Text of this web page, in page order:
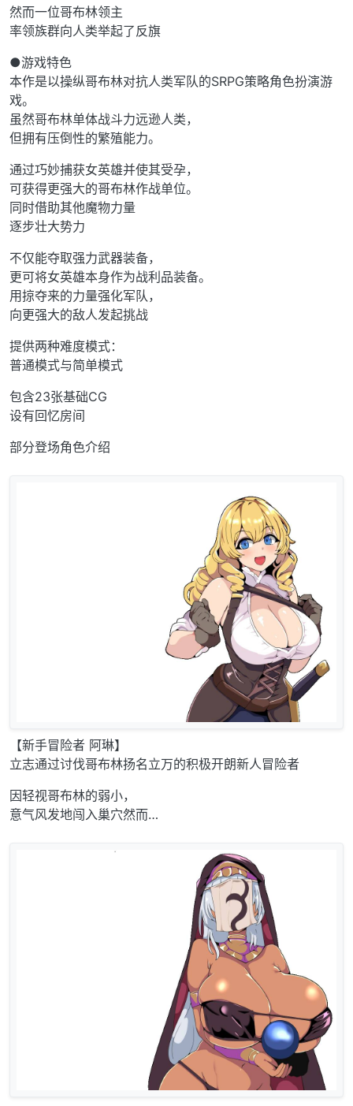
然而一位哥布林领主
率领族群向人类举起了反旗
●游戏特色
本作是以操纵哥布林对抗人类军队的SRPG策略角色扮演游
戏。
虽然哥布林单体战斗力远逊人类，
但拥有压倒性的繁殖能力。
通过巧妙捕获女英雄并使其受孕，
可获得更强大的哥布林作战单位。
同时借助其他魔物力量
逐步壮大势力
不仅能夺取强力武器装备，
更可将女英雄本身作为战利品装备。
用掠夺来的力量强化军队，
向更强大的敌人发起挑战
提供两种难度模式：
普通模式与简单模式
包含23张基础CG
设有回忆房间
部分登场角色介绍
【新手冒险者 阿琳】
立志通过讨伐哥布林扬名立万的积极开朗新人冒险者
因轻视哥布林的弱小，
意气风发地闯入巢穴然而…